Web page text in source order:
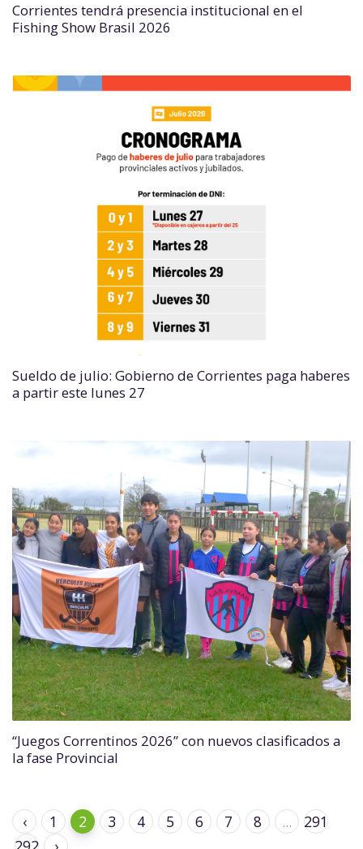
Corrientes tendrá presencia institucional en el
Fishing Show Brasil 2026
Sueldo de julio: Gobierno de Corrientes paga haberes
a partir este lunes 27
“Juegos Correntinos 2026” con nuevos clasificados a
la fase Provincial
‹ 1 2 3 4 5 6 7 8 ...
291